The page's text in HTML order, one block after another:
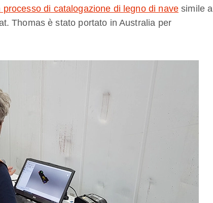
processo di catalogazione di legno di nave simile a
Thomas è stato portato in Australia per